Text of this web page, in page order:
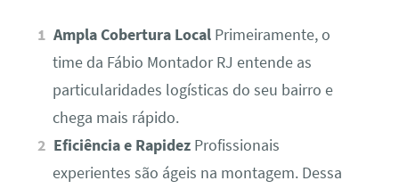
Ampla Cobertura Local Primeiramente, o
time da Fábio Montador RJ entende as
particularidades logísticas do seu bairro e
chega mais rápido.
Eficiência e Rapidez Profissionais
experientes são ágeis na montagem. Dessa